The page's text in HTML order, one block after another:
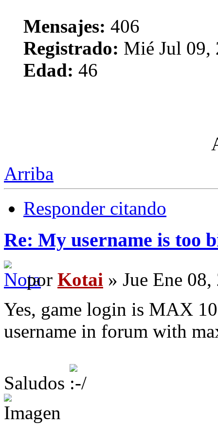
Mensajes: 406
Registrado: Mié Jul 09,
Edad: 46
Arriba
Responder citando
Re: My username is too
por Kotai » Jue Ene
Yes, game login is MAX
username in forum with
Saludos